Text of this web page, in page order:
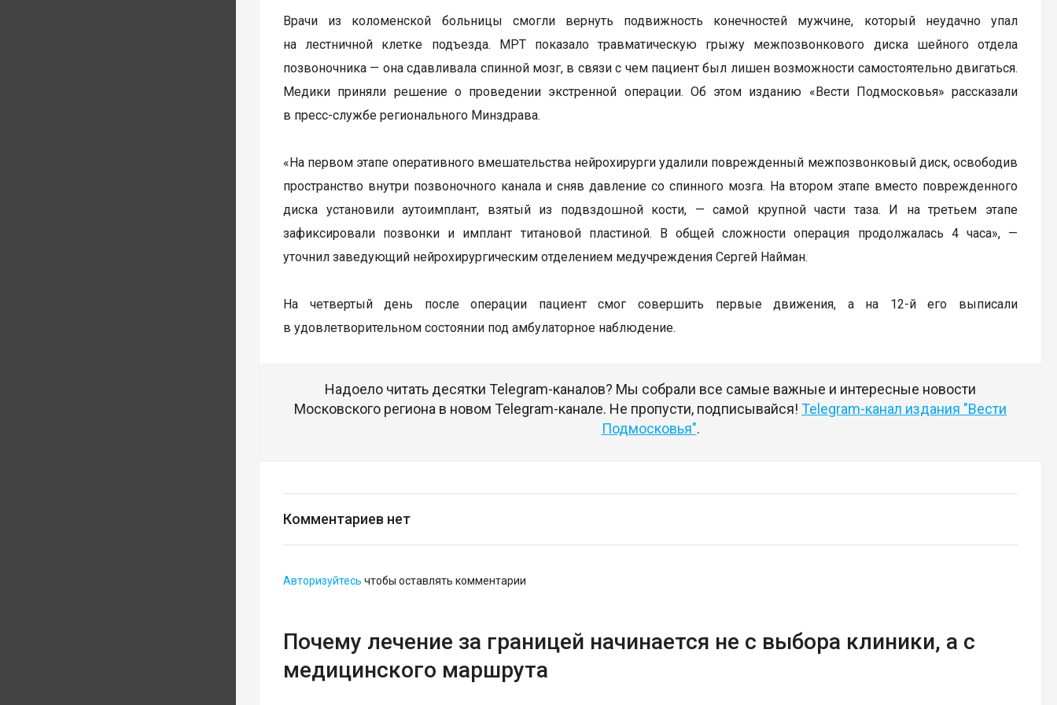
Врачи из коломенской больницы смогли вернуть подвижность конечностей мужчине, который неудачно упал
на лестничной клетке подъезда. МРТ показало травматическую грыжу межпозвонкового диска шейного отдела
позвоночника — она сдавливала спинной мозг, в связи с чем пациент был лишен возможности самостоятельно двигаться.
Медики приняли решение о проведении экстренной операции. Об этом изданию «Вести Подмосковья» рассказали
в пресс-службе регионального Минздрава.
«На первом этапе оперативного вмешательства нейрохирурги удалили поврежденный межпозвонковый диск, освободив
пространство внутри позвоночного канала и сняв давление со спинного мозга. На втором этапе вместо поврежденного
диска установили аутоимплант, взятый из подвздошной кости, — самой крупной части таза. И на третьем этапе
зафиксировали позвонки и имплант титановой пластиной. В общей сложности операция продолжалась 4 часа», —
уточнил заведующий нейрохирургическим отделением медучреждения Сергей Найман.
На четвертый день после операции пациент смог совершить первые движения, а на 12-й его выписали
в удовлетворительном состоянии под амбулаторное наблюдение.
Надоело читать десятки Telegram-каналов? Мы собрали все самые важные и интересные новости
Московского региона в новом Telegram-канале. Не пропусти, подписывайся! Telegram-канал издания "Вести
Подмосковья".
Комментариев нет
Авторизуйтесь чтобы оставлять комментарии
Почему лечение за границей начинается не с выбора клиники, а с
медицинского маршрута